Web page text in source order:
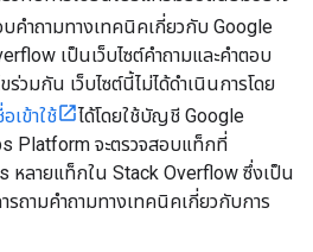
บคำถามทางเทคนิคเกี่ยวกับ Google
เป็นเว็บไซต์คำถามและคำตอบ
วมกัน เว็บไซต์นี้ไม่ได้ดำเนินการโดย
เข้าใช้
ได้โดยใช้บัญชี Google
Platform จะตรวจสอบแท็กที่
หลายแท็กใน Stack Overflow ซึ่งเป็น
ถามคำถามทางเทคนิคเกี่ยวกับการ